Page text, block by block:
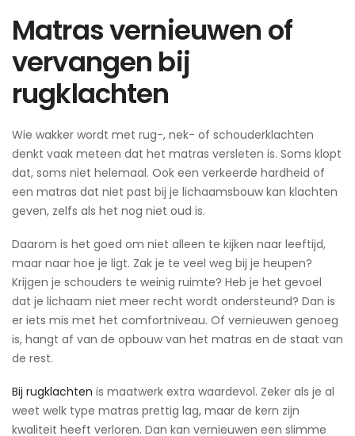
Matras vernieuwen of
vervangen bij
rugklachten
Wie wakker wordt met rug-, nek- of schouderklachten
denkt vaak meteen dat het matras versleten is. Soms klopt
dat, soms niet helemaal. Ook een verkeerde hardheid of
een matras dat niet past bij je lichaamsbouw kan klachten
geven, zelfs als het nog niet oud is.
Daarom is het goed om niet alleen te kijken naar leeftijd,
maar naar hoe je ligt. Zak je te veel weg bij je heupen?
Krijgen je schouders te weinig ruimte? Heb je het gevoel
dat je lichaam niet meer recht wordt ondersteund? Dan is
er iets mis met het comfortniveau. Of vernieuwen genoeg
is, hangt af van de opbouw van het matras en de staat van
de rest.
Bij rugklachten is maatwerk extra waardevol. Zeker als je al
weet welk type matras prettig lag, maar de kern zijn
kwaliteit heeft verloren. Dan kan vernieuwen een slimme